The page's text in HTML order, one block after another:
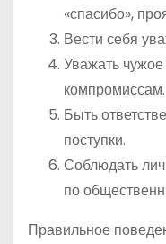
«спасибо»,
Вести себя
Уважать
компромиссам.
Быть
поступки.
Соблюдать
по
Правильное